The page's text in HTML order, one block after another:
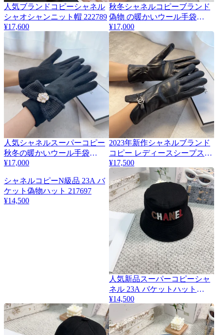
人気ブランドコピーシャネル
シャオシャンニット帽 222789
¥17,600
秋冬シャネルコピーブランド
偽物 の暖かいウール手袋
sha05551-1
¥17,000
人気シャネルスーパーコピー
秋冬の暖かいウール手袋
sha05551
¥17,000
2023年新作シャネルブランド
コピー レディースシープスキ
ングローブ sha25033
¥17,500
シャネルコピーN級品 23A バ
ケット偽物ハット 217697
¥14,500
人気新品スーパーコピーシャ
ネル 23A バケットハット
217698
¥14,500